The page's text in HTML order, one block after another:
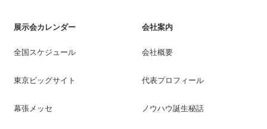
展示会カレンダー
全国スケジュール
東京ビッグサイト
幕張メッセ
会社案内
会社概要
代表プロフィール
ノウハウ誕生秘話